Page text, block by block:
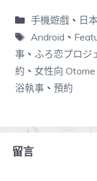
手機遊戲、 日
Android 、
事 、 ふろ恋プロジ
約 、 女性向 Otome
浴執事 、 預約
留言